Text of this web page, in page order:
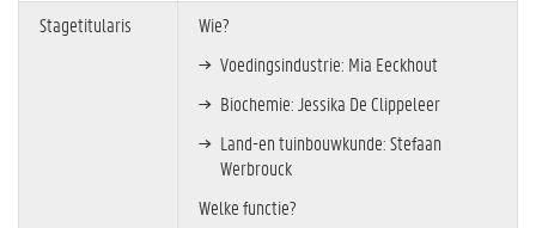
Stagetitularis
Wie?
Voedingsindustrie: Mia Eeckhout
Biochemie: Jessika De Clippeleer
Land-en tuinbouwkunde: Stefaan
Werbrouck
Welke functie?